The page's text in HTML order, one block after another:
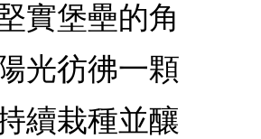
實堡壘的角
光彷彿一顆
續栽種並釀